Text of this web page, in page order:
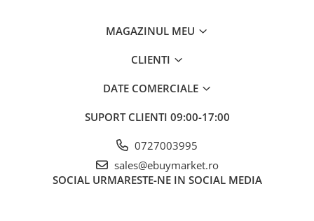
MAGAZINUL MEU
CLIENTI
DATE COMERCIALE
SUPORT CLIENTI 09:00-17:00
0727003995
sales@ebuymarket.ro
SOCIAL URMARESTE-NE IN SOCIAL MEDIA